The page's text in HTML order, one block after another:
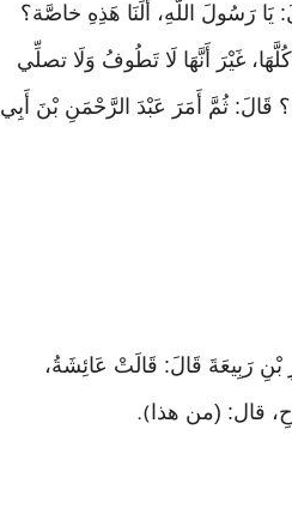
رَسُولَ اللَّهِ، أَلَنَا هَذِهِ خاصَّة؟
غَيْرَ أَنَّهَا لَا تَطُوفُ وَلَا تصلِّي
قَالَ: ثُمَّ أَمَرَ عَبْدَ الرَّحْمَنِ بْنَ أَبِي
رَبِيعَةَ قَالَ: قَالَتْ عَائِشَةُ،
قال: (من هذا ).